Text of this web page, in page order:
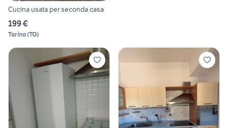
Cucina usata per seconda casa
199 €
Torino(TO)